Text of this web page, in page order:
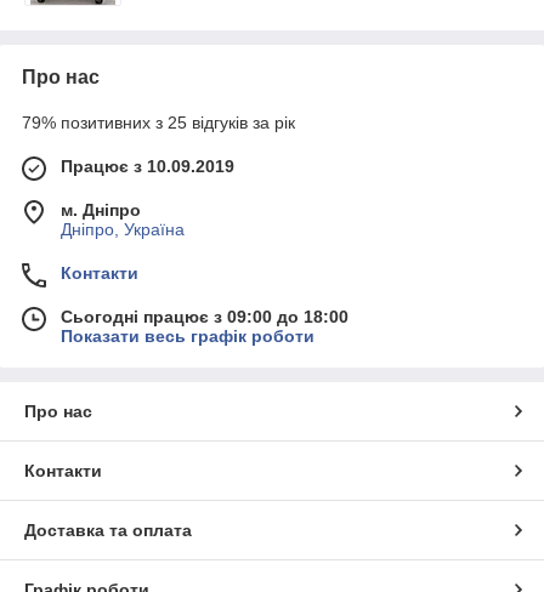
Про нас
79% позитивних з 25 відгуків за рік
Працює з 10.09.2019
м. Дніпро
Дніпро, Україна
Контакти
Сьогодні працює з 09:00 до 18:00
Показати весь графік роботи
Про нас
Контакти
Доставка та оплата